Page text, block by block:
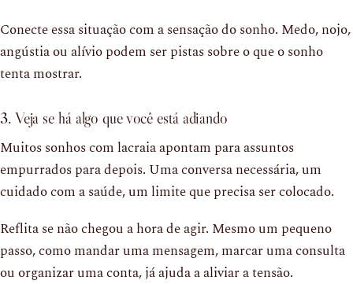
Conecte essa situação com a sensação do sonho. Medo, nojo,
angústia ou alívio podem ser pistas sobre o que o sonho
tenta mostrar.
3. Veja se há algo que você está adiando
Muitos sonhos com lacraia apontam para assuntos
empurrados para depois. Uma conversa necessária, um
cuidado com a saúde, um limite que precisa ser colocado.
Reflita se não chegou a hora de agir. Mesmo um pequeno
passo, como mandar uma mensagem, marcar uma consulta
ou organizar uma conta, já ajuda a aliviar a tensão.